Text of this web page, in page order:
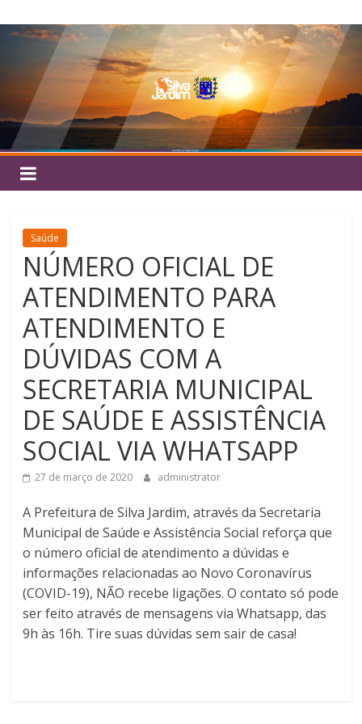
para
conteúdo
Silva
Jardim
Saúde
NÚMERO OFICIAL DE
ATENDIMENTO PARA
ATENDIMENTO E
DÚVIDAS COM A
SECRETARIA MUNICIPAL
DE SAÚDE E ASSISTÊNCIA
SOCIAL VIA WHATSAPP
27 de março de 2020 administrator
A Prefeitura de Silva Jardim, através da Secretaria
Municipal de Saúde e Assistência Social reforça que
o número oficial de atendimento a dúvidas e
informações relacionadas ao Novo Coronavírus
(COVID-19), NÃO recebe ligações. O contato só pode
ser feito através de mensagens via Whatsapp, das
9h às 16h. Tire suas dúvidas sem sair de casa!